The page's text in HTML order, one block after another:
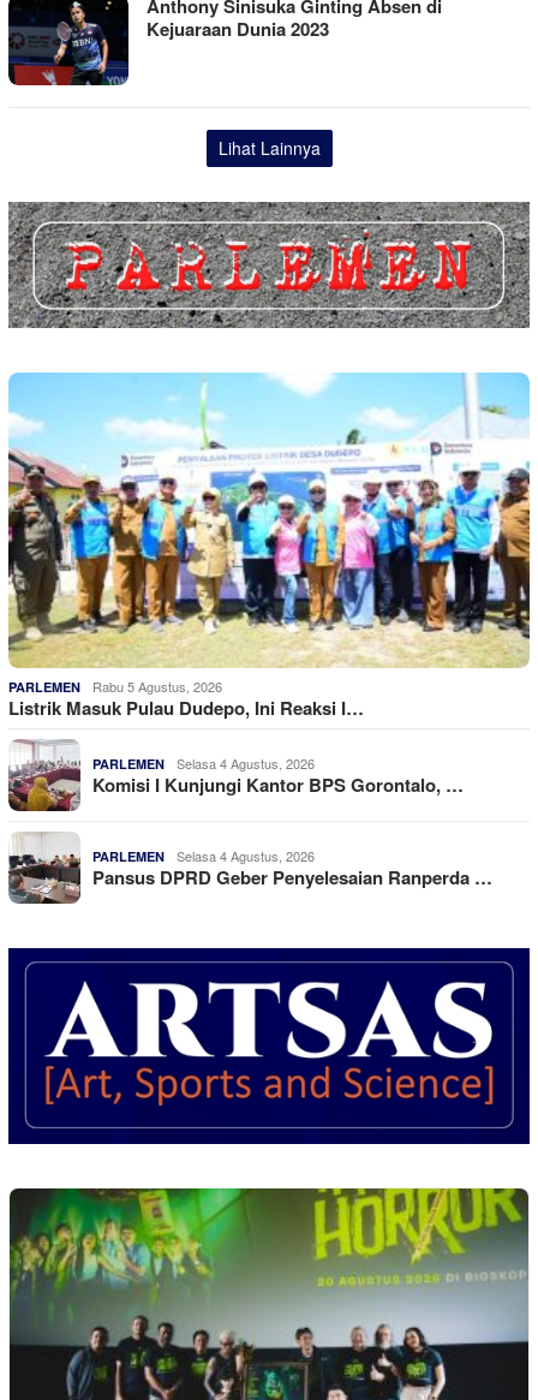
Anthony Sinisuka Ginting Absen di
Kejuaraan Dunia 2023
Lihat Lainnya
PARLEMEN Rabu 5 Agustus, 2026
Listrik Masuk Pulau Dudepo, Ini Reaksi I…
PARLEMEN Selasa 4 Agustus, 2026
Komisi I Kunjungi Kantor BPS Gorontalo, …
PARLEMEN Selasa 4 Agustus, 2026
Pansus DPRD Geber Penyelesaian Ranperda …